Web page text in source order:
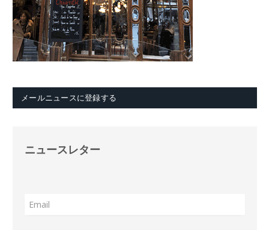
メールニュースに登録する
ニュースレター